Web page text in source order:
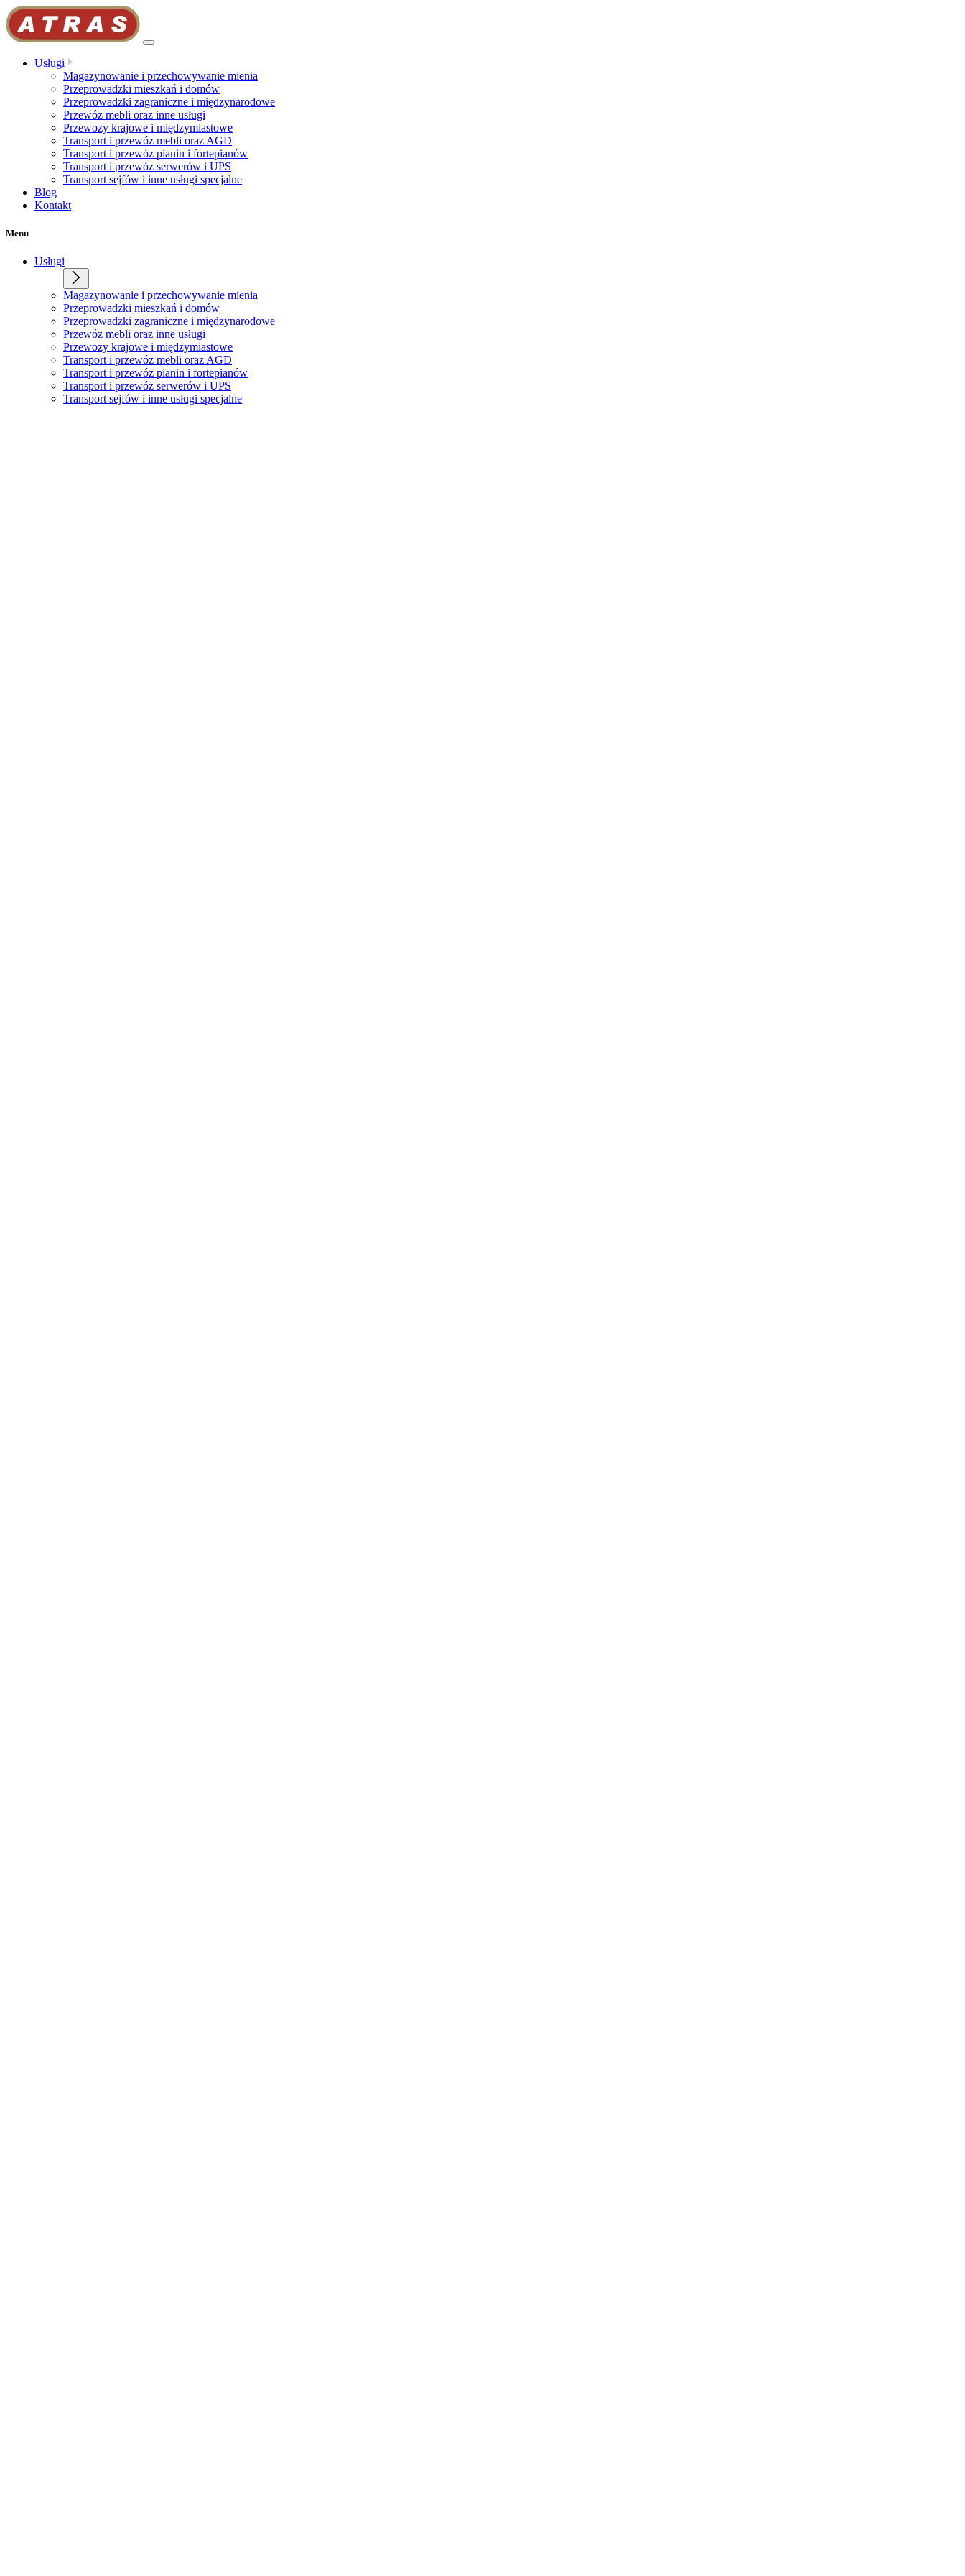
Przejdź
do
treści
Usługi
Magazynowanie i przechowywanie mienia
Przeprowadzki mieszkań i domów
Przeprowadzki zagraniczne i międzynarodowe
Przewóz mebli oraz inne usługi
Przewozy krajowe i międzymiastowe
Transport i przewóz mebli oraz AGD
Transport i przewóz pianin i fortepianów
Transport i przewóz serwerów i UPS
Transport sejfów i inne usługi specjalne
Blog
Kontakt
Menu
Usługi
Magazynowanie i przechowywanie mienia
Przeprowadzki mieszkań i domów
Przeprowadzki zagraniczne i międzynarodowe
Przewóz mebli oraz inne usługi
Przewozy krajowe i międzymiastowe
Transport i przewóz mebli oraz AGD
Transport i przewóz pianin i fortepianów
Transport i przewóz serwerów i UPS
Transport sejfów i inne usługi specjalne